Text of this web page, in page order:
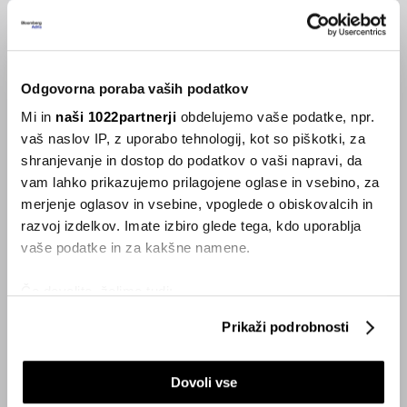
Odgovorna poraba vaših podatkov
Mi in naši 1022partnerji obdelujemo vaše podatke, npr.
vaš naslov IP, z uporabo tehnologij, kot so piškotki, za
shranjevanje in dostop do podatkov o vaši napravi, da
vam lahko prikazujemo prilagojene oglase in vsebino, za
merjenje oglasov in vsebine, vpoglede o obiskovalcih in
razvoj izdelkov. Imate izbiro glede tega, kdo uporablja
vaše podatke in za kakšne namene.
Identificirati napravo z aktivnim preverjanjem
lastnosti (odčitavanje prstnih odtisov)
Prikaži podrobnosti
Dovoli vse
VSE NOVICE IZ RUBRIKE SMART
Inspiracija